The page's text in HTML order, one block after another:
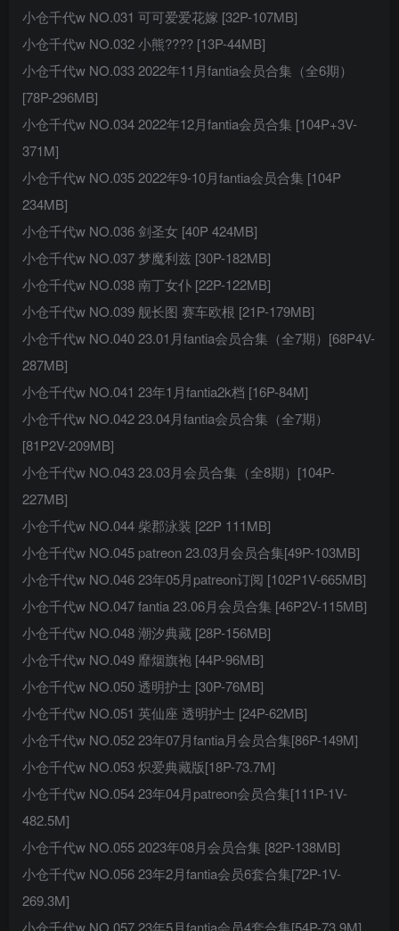
小仓千代w NO.031 可可爱爱花嫁 [32P-107MB]
小仓千代w NO.032 小熊???? [13P-44MB]
小仓千代w NO.033 2022年11月fantia会员合集（全6期）
[78P-296MB]
小仓千代w NO.034 2022年12月fantia会员合集 [104P+3V-
371M]
小仓千代w NO.035 2022年9-10月fantia会员合集 [104P
234MB]
小仓千代w NO.036 剑圣女 [40P 424MB]
小仓千代w NO.037 梦魔利兹 [30P-182MB]
小仓千代w NO.038 南丁女仆 [22P-122MB]
小仓千代w NO.039 舰长图 赛车欧根 [21P-179MB]
小仓千代w NO.040 23.01月fantia会员合集（全7期）[68P4V-
287MB]
小仓千代w NO.041 23年1月fantia2k档 [16P-84M]
小仓千代w NO.042 23.04月fantia会员合集（全7期）
[81P2V-209MB]
小仓千代w NO.043 23.03月会员合集（全8期）[104P-
227MB]
小仓千代w NO.044 柴郡泳装 [22P 111MB]
小仓千代w NO.045 patreon 23.03月会员合集[49P-103MB]
小仓千代w NO.046 23年05月patreon订阅 [102P1V-665MB]
小仓千代w NO.047 fantia 23.06月会员合集 [46P2V-115MB]
小仓千代w NO.048 潮汐典藏 [28P-156MB]
小仓千代w NO.049 靡烟旗袍 [44P-96MB]
小仓千代w NO.050 透明护士 [30P-76MB]
小仓千代w NO.051 英仙座 透明护士 [24P-62MB]
小仓千代w NO.052 23年07月fantia月会员合集[86P-149M]
小仓千代w NO.053 炽爱典藏版[18P-73.7M]
小仓千代w NO.054 23年04月patreon会员合集[111P-1V-
482.5M]
小仓千代w NO.055 2023年08月会员合集 [82P-138MB]
小仓千代w NO.056 23年2月fantia会员6套合集[72P-1V-
269.3M]
小仓千代w NO.057 23年5月fantia会员4套合集[54P-73.9M]